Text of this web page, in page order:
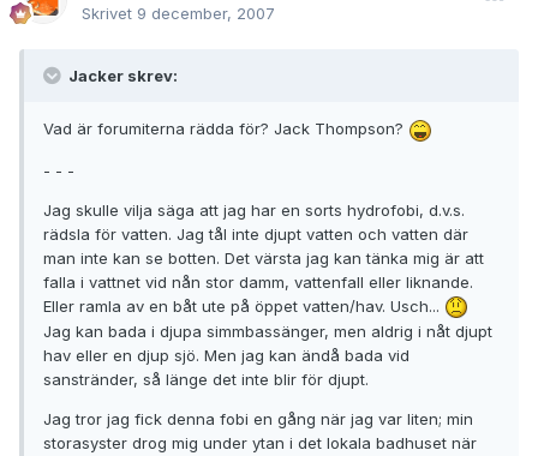
Skrivet 9 december, 2007
Jacker skrev:
Vad är forumiterna rädda för? Jack Thompson?
- - -
Jag skulle vilja säga att jag har en sorts hydrofobi, d.v.s.
rädsla för vatten. Jag tål inte djupt vatten och vatten där
man inte kan se botten. Det värsta jag kan tänka mig är att
falla i vattnet vid nån stor damm, vattenfall eller liknande.
Eller ramla av en båt ute på öppet vatten/hav. Usch...
Jag kan bada i djupa simmbassänger, men aldrig i nåt djupt
hav eller en djup sjö. Men jag kan ändå bada vid
sanstränder, så länge det inte blir för djupt.
Jag tror jag fick denna fobi en gång när jag var liten; min
storasyster drog mig under ytan i det lokala badhuset när